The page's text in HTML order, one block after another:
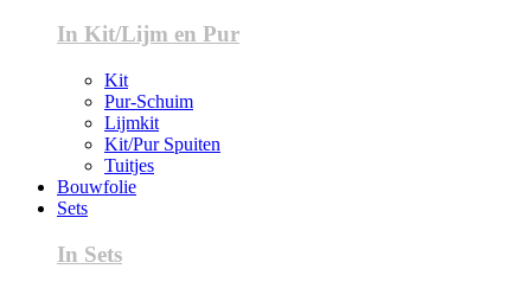
In Kit/Lijm en Pur
Kit
Pur-Schuim
Lijmkit
Kit/Pur Spuiten
Tuitjes
Bouwfolie
Sets
In Sets